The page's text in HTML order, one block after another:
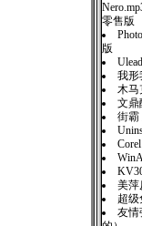
零售版
版
我形
木马
文鼎
街霸
美萍
超级
友情